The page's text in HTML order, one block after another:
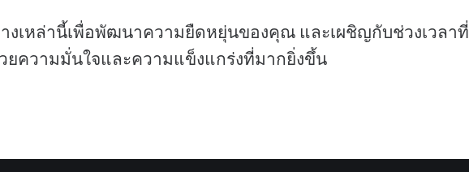
งเหล่านี้เพื่อพัฒนาความยืดหยุ่นของคุณ และเผชิญกับช่วงเวลาที่
ยความมั่นใจและความแข็งแกร่งที่มากยิ่งขึ้น